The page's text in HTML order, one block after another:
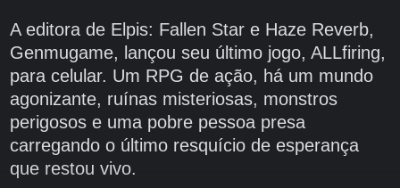
A editora de Elpis: Fallen Star e Haze Reverb,
Genmugame, lançou seu último jogo, ALLfiring,
para celular. Um RPG de ação, há um mundo
agonizante, ruínas misteriosas, monstros
perigosos e uma pobre pessoa presa
carregando o último resquício de esperança
que restou vivo.